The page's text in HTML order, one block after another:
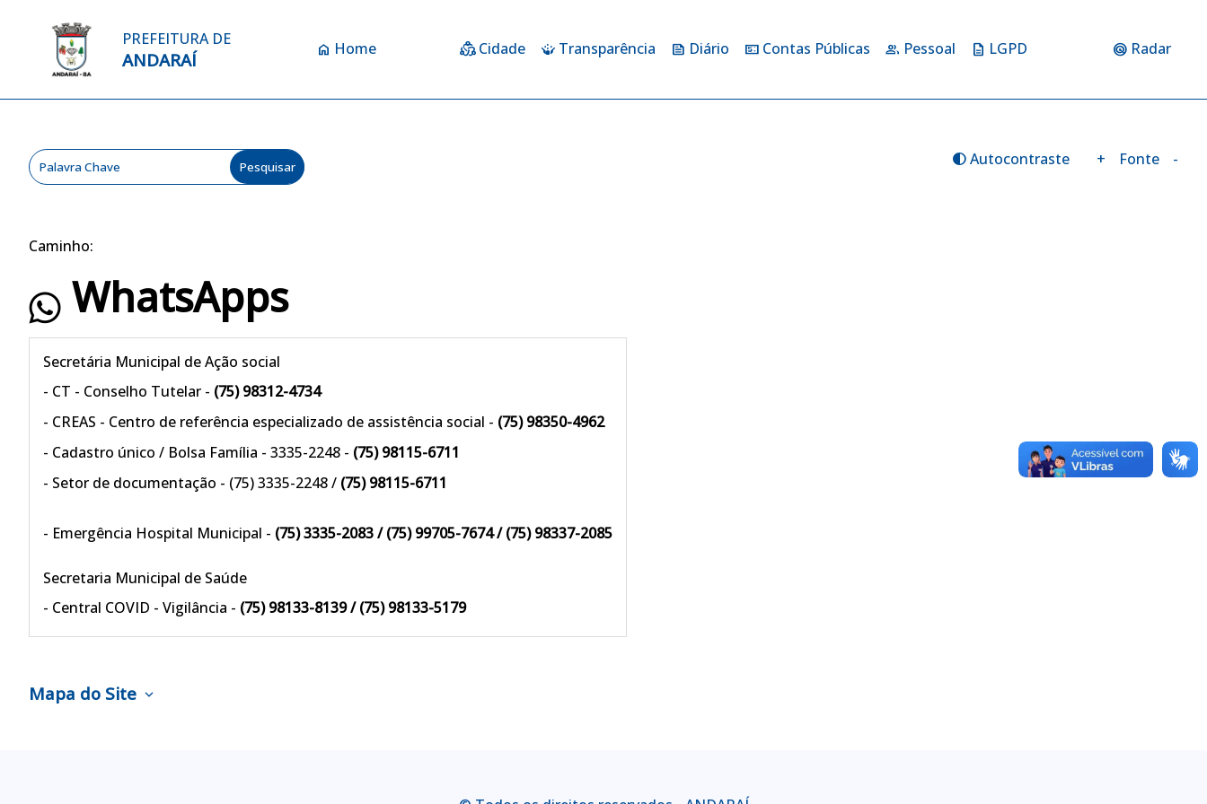
PREFEITURA DE
ANDARAÍ home Home diversity_2Cidade crowdsource Transparência feed Diário price_change Contas Públicas group Pessoal description LGPD radar Radar
contrastAutocontraste + Fonte -
Caminho:
WhatsApps
Secretária Municipal de Ação social
- CT - Conselho Tutelar - (75) 98312-4734
- CREAS - Centro de referência especializado de assistência social - (75) 98350-4962
- Cadastro único / Bolsa Família - 3335-2248 - (75) 98115-6711
- Setor de documentação - (75) 3335-2248 / (75) 98115-6711
- Emergência Hospital Municipal - (75) 3335-2083 / (75) 99705-7674 / (75) 98337-2085
Secretaria Municipal de Saúde
- Central COVID - Vigilância - (75) 98133-8139 / (75) 98133-5179
Mapa do Site expand_more